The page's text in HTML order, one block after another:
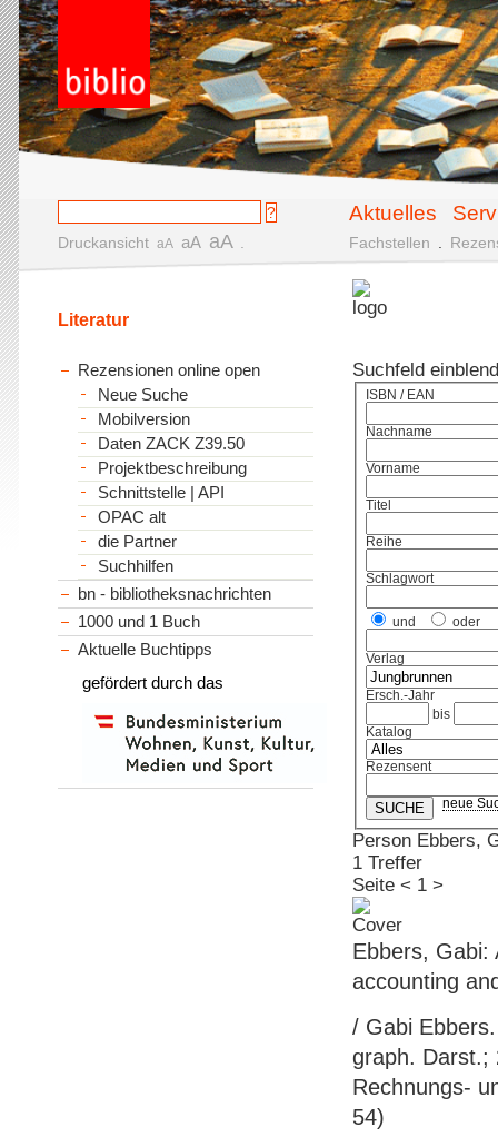
Aktuelles
Druckansicht aA aA aA Fachstellen
Suchfeld
ISBN / EAN
Nachname
Vorname
Titel
Reihe
Schlagwort
und oder
Verlag
Ersch.-Jahr
bis
Katalog
Rezensent
neue
Person Ebbers,
1 Treffer
Seite < 1 >
Ebbers, Gabi:
accounting
/ Gabi
graph. Darst.;
Rechnungs-
54)
Literatur
Rezensionen online open
Neue Suche
Mobilversion
Daten ZACK Z39.50
Projektbeschreibung
Schnittstelle | API
OPAC alt
die Partner
Suchhilfen
bn - bibliotheksnachrichten
1000 und 1 Buch
Aktuelle Buchtipps
gefördert durch das